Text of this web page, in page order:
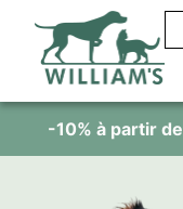
-10% à partir